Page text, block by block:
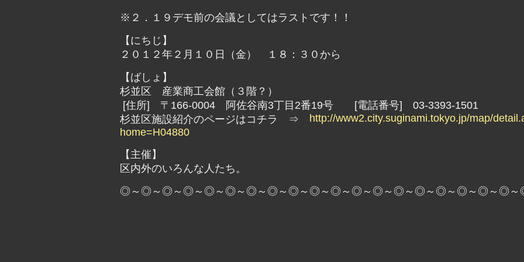
※２．１９デモ前の会議としてはラストです！！
【にちじ】
２０１２年２月１０日（金） １８：３０から
【ばしょ】
杉並区 産業商工会館（３階？）
[住所] 〒166-0004 阿佐谷南3丁目2番19号 [電話番号] 03-3393-1501
杉並区施設紹介のページはコチラ ⇒ http://www2.city.suginami.tokyo.jp/map/
home=H04880
【主催】
区内外のいろんな人たち。
◎～◎～◎～◎～◎～◎～◎～◎～◎～◎～◎～◎～◎～◎～◎～◎～◎～◎～◎